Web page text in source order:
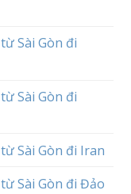
Sài Gòn đi
Sài Gòn đi
Sài Gòn đi Iran
Sài Gòn đi Đảo